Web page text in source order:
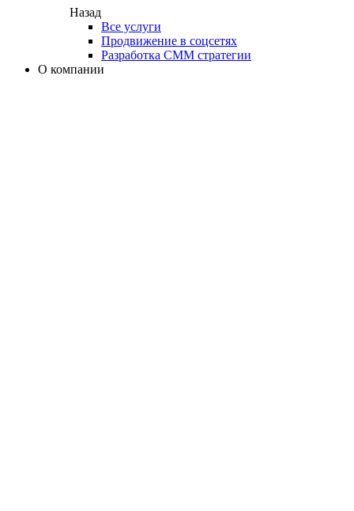
Назад
Все услуги
Продвижение в соцсетях
Разработка СММ стратегии
О компании